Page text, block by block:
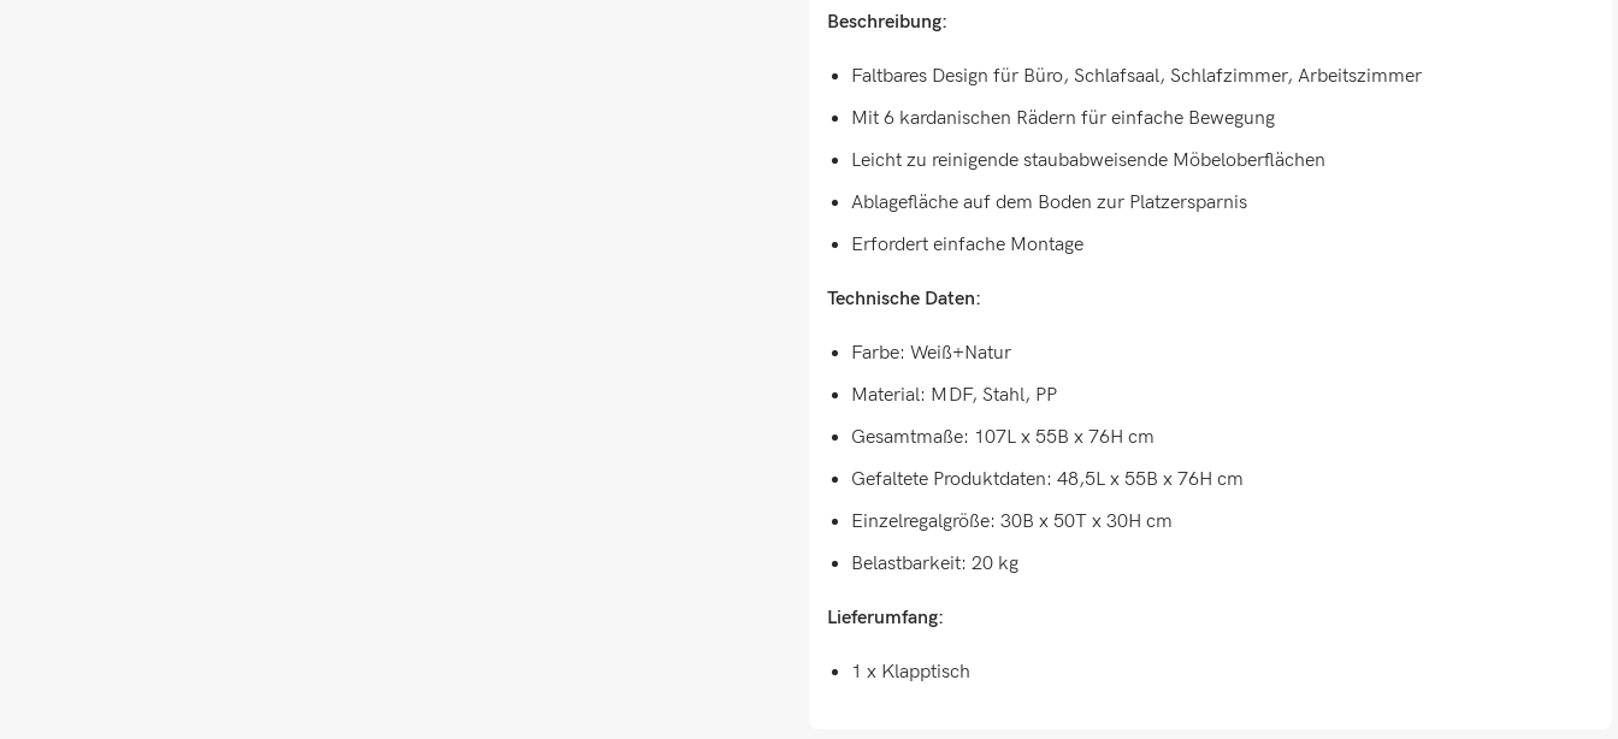
Beschreibung:
Faltbares Design für Büro, Schlafsaal, Schlafzimmer, Arbeitszimmer
Mit 6 kardanischen Rädern für einfache Bewegung
Leicht zu reinigende staubabweisende Möbeloberflächen
Ablagefläche auf dem Boden zur Platzersparnis
Erfordert einfache Montage
Technische Daten:
Farbe: Weiß+Natur
Material: MDF, Stahl, PP
Gesamtmaße: 107L x 55B x 76H cm
Gefaltete Produktdaten: 48,5L x 55B x 76H cm
Einzelregalgröße: 30B x 50T x 30H cm
Belastbarkeit: 20 kg
Lieferumfang:
1 x Klapptisch